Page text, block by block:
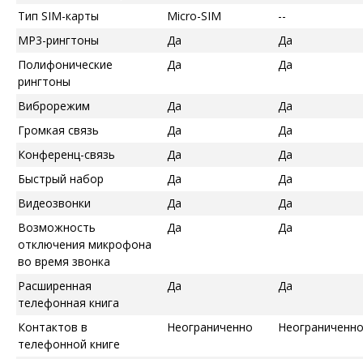
Тип SIM-карты Micro-SIM
--
MP3-рингтоны
Да
Да
Полифонические
рингтоны
Да Да
Виброрежим Да
Да
Громкая связь
Да
Да
Конференц-связь
Да
Да
Быстрый набор
Да
Да
Видеозвонки
Да
Да
Возможность
отключения микрофона
во время звонка
Да Да
Расширенная
телефонная книга
Да Да
Контактов в
телефонной книге
Неограниченно Неограниченно